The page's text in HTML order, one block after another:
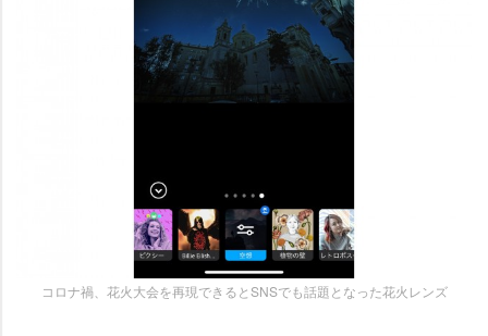
コロナ禍、花火大会を再現できるとSNSでも話題となった花火レンズ